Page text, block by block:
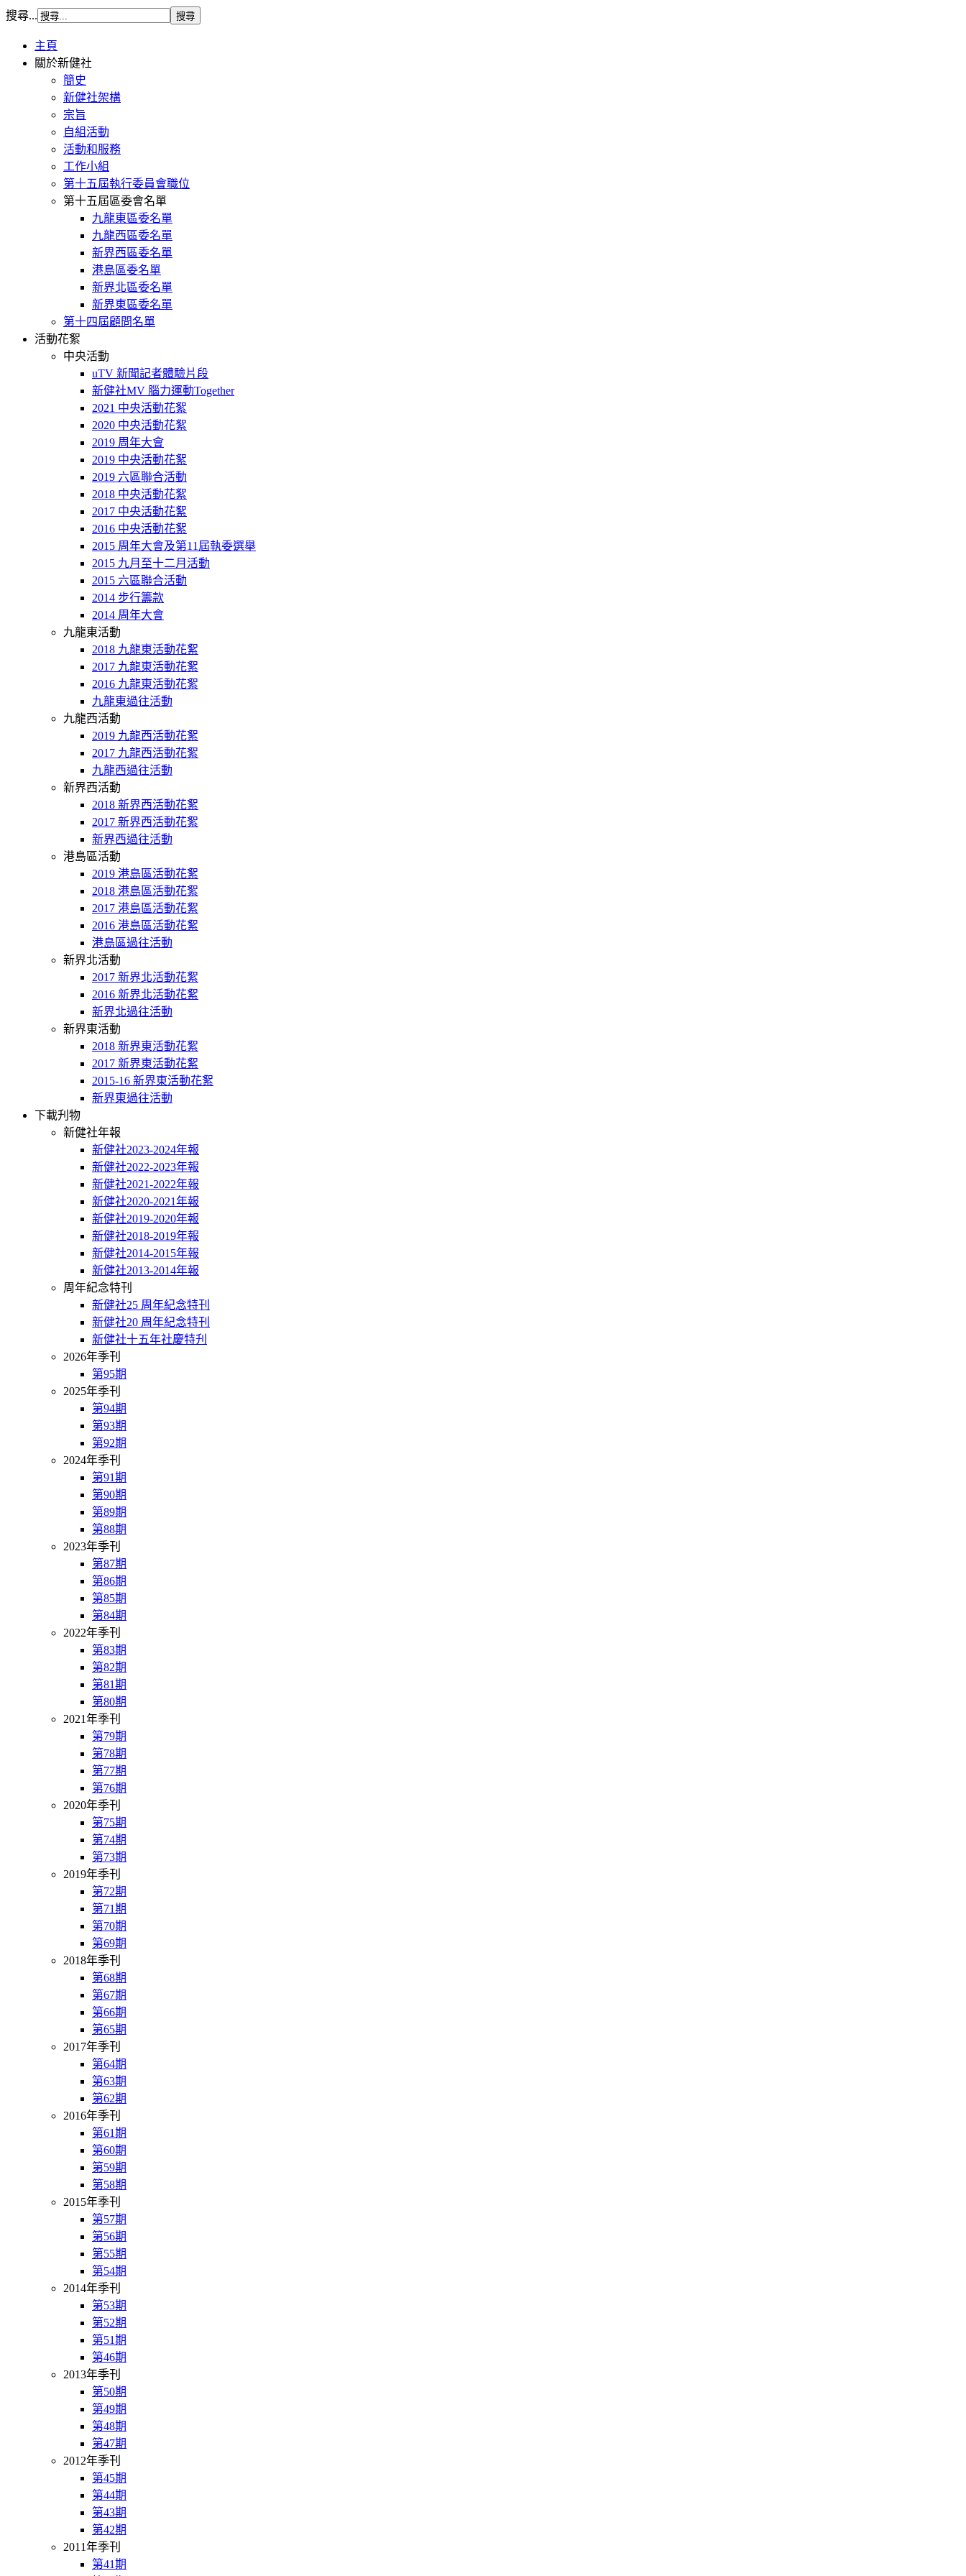
搜尋...
主頁
關於新健社
簡史
新健社架構
宗旨
自組活動
活動和服務
工作小組
第十五屆執行委員會職位
第十五屆區委會名單
九龍東區委名單
九龍西區委名單
新界西區委名單
港島區委名單
新界北區委名單
新界東區委名單
第十四屆顧問名單
活動花絮
中央活動
uTV 新聞記者體驗片段
新健社MV 腦力運動Together
2021 中央活動花絮
2020 中央活動花絮
2019 周年大會
2019 中央活動花絮
2019 六區聯合活動
2018 中央活動花絮
2017 中央活動花絮
2016 中央活動花絮
2015 周年大會及第11屆執委選舉
2015 九月至十二月活動
2015 六區聯合活動
2014 步行籌款
2014 周年大會
九龍東活動
2018 九龍東活動花絮
2017 九龍東活動花絮
2016 九龍東活動花絮
九龍東過往活動
九龍西活動
2019 九龍西活動花絮
2017 九龍西活動花絮
九龍西過往活動
新界西活動
2018 新界西活動花絮
2017 新界西活動花絮
新界西過往活動
港島區活動
2019 港島區活動花絮
2018 港島區活動花絮
2017 港島區活動花絮
2016 港島區活動花絮
港島區過往活動
新界北活動
2017 新界北活動花絮
2016 新界北活動花絮
新界北過往活動
新界東活動
2018 新界東活動花絮
2017 新界東活動花絮
2015-16 新界東活動花絮
新界東過往活動
下載刋物
新健社年報
新健社2023-2024年報
新健社2022-2023年報
新健社2021-2022年報
新健社2020-2021年報
新健社2019-2020年報
新健社2018-2019年報
新健社2014-2015年報
新健社2013-2014年報
周年紀念特刊
新健社25 周年紀念特刊
新健社20 周年紀念特刊
新健社十五年社慶特刋
2026年季刊
第95期
2025年季刊
第94期
第93期
第92期
2024年季刊
第91期
第90期
第89期
第88期
2023年季刊
第87期
第86期
第85期
第84期
2022年季刊
第83期
第82期
第81期
第80期
2021年季刊
第79期
第78期
第77期
第76期
2020年季刊
第75期
第74期
第73期
2019年季刊
第72期
第71期
第70期
第69期
2018年季刊
第68期
第67期
第66期
第65期
2017年季刊
第64期
第63期
第62期
2016年季刊
第61期
第60期
第59期
第58期
2015年季刊
第57期
第56期
第55期
第54期
2014年季刊
第53期
第52期
第51期
第46期
2013年季刊
第50期
第49期
第48期
第47期
2012年季刊
第45期
第44期
第43期
第42期
2011年季刊
第41期